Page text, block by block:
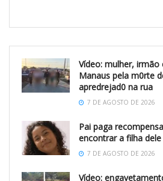
Vídeo: mulher,
Manaus pela m0rte
apredrejad0 na rua
7 DE AGOSTO DE 2026
Pai paga
encontrar a filha
7 DE AGOSTO DE 2026
Vídeo: